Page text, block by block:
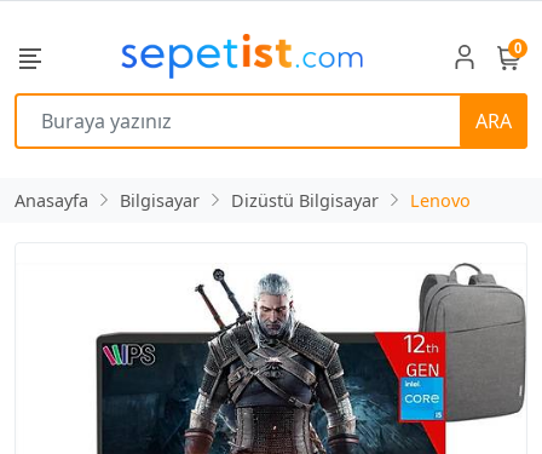
ARA
0
Anasayfa Bilgisayar Dizüstü Bilgisayar Lenovo